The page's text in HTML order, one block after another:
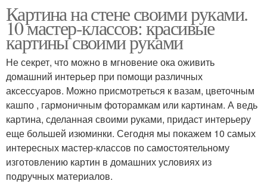
Картина на стене своими руками.
10 мастер-классов: красивые
картины своими руками
Не секрет, что можно в мгновение ока оживить
домашний интерьер при помощи различных
аксессуаров. Можно присмотреться к вазам, цветочным
кашпо , гармоничным фоторамкам или картинам. А ведь
картина, сделанная своими руками, придаст интерьеру
еще большей изюминки. Сегодня мы покажем 10 самых
интересных мастер-классов по самостоятельному
изготовлению картин в домашних условиях из
подручных материалов.